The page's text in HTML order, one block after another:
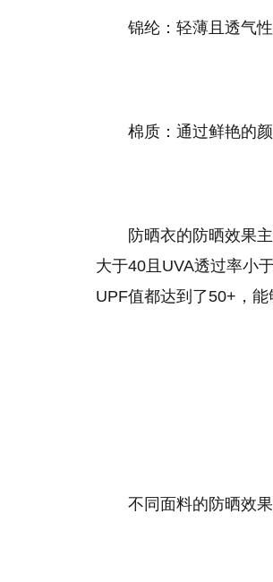
锦纶‌：轻薄且透气
棉质‌：通过鲜艳的
防晒衣的防晒效果
大于40且UVA透过率小
UPF值都达到了50+，能
不同面料的防晒效